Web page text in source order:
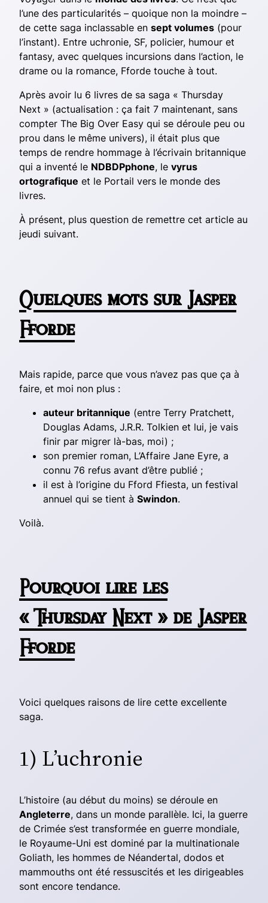
l’une des particularités – quoique non la moindre –
de cette saga inclassable en sept volumes (pour
l’instant). Entre uchronie, SF, policier, humour et
fantasy, avec quelques incursions dans l’action, le
drame ou la romance, Fforde touche à tout.
Après avoir lu 6 livres de sa saga « Thursday
Next » (actualisation : ça fait 7 maintenant, sans
compter The Big Over Easy qui se déroule peu ou
prou dans le même univers), il était plus que
temps de rendre hommage à l’écrivain britannique
qui a inventé le NDBDPphone, le vyrus
ortografique et le Portail vers le monde des
livres.
À présent, plus question de remettre cet article au
jeudi suivant.
Quelques mots sur Jasper
Fforde
Mais rapide, parce que vous n’avez pas que ça à
faire, et moi non plus :
auteur britannique (entre Terry Pratchett,
Douglas Adams, J.R.R. Tolkien et lui, je vais
finir par migrer là-bas, moi) ;
son premier roman, L’Affaire Jane Eyre, a
connu 76 refus avant d’être publié ;
il est à l’origine du Fford Ffiesta, un festival
annuel qui se tient à Swindon.
Voilà.
Pourquoi lire les
« Thursday Next » de Jasper
Fforde
Voici quelques raisons de lire cette excellente
saga.
1) L’uchronie
L’histoire (au début du moins) se déroule en
Angleterre, dans un monde parallèle. Ici, la guerre
de Crimée s’est transformée en guerre mondiale,
le Royaume-Uni est dominé par la multinationale
Goliath, les hommes de Néandertal, dodos et
mammouths ont été ressuscités et les dirigeables
sont encore tendance.